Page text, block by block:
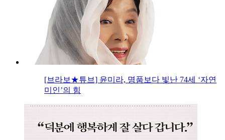
[브라보★튜브] 윤미라, 명품보다 빛난 74세 ‘자연
미인’의 힘